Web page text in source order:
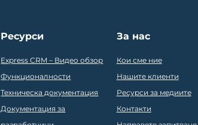
Ресурси
Express CRM – Видео обзор
Функционалности
Техническа документация
Документация за
За нас
Кои сме ние
Нашите клиенти
Ресурси за медиите
Контакти